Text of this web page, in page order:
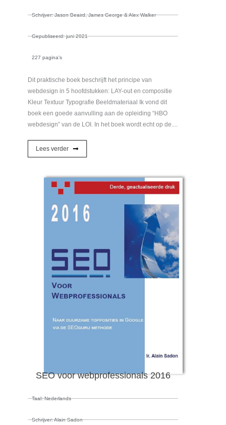
Schrijver: Jason Beaird, James George & Alex Walker
Gepubliseerd: juni 2021
227 pagina's
Dit praktische boek beschrijft het principe van
webdesign in 5 hoofdstukken: LAY-out en compositie
Kleur Textuur Typografie Beeldmateriaal Ik vond dit
boek een goede aanvulling aan de opleiding “HBO
webdesign” van de LOI. In het boek wordt echt op de....
Lees verder
SEO voor webprofessionals 2016
Taal: Nederlands
Schrijver: Alain Sadon